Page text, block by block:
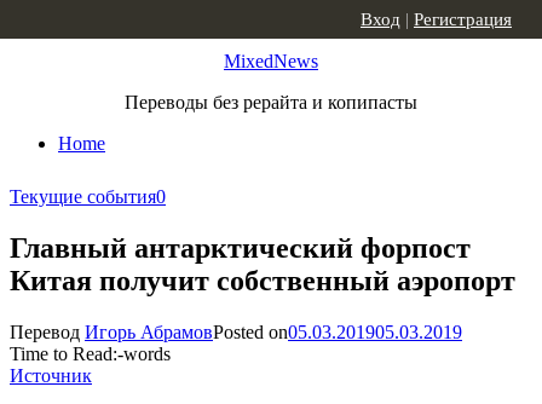
MixedNews
Переводы без рерайта и копипасты
Home
Вход | Регистрация
Текущие события0
Главный антарктический форпост
Китая получит собственный аэропорт
Перевод Игорь АбрамовPosted on05.03.201905.03.2019
Time to Read:-words
Источник